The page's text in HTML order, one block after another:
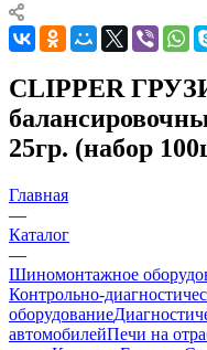
CLIPPER
25гр. (набор
Главная
—
Каталог
—
Шиномонтажное
Контрольно-
оборудование
автомобилейПечи на